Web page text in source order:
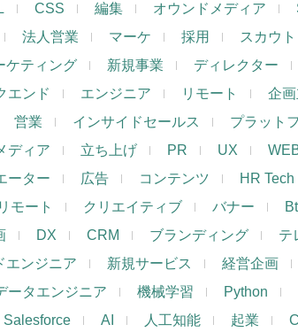
CSS 編集 オウンドメディア
法人営業 マーケ 採用 スカウト
ケティング
新規事業 ディレクター
エンド エンジニア リモート 企
営業 インサイドセールス プラット
ディア 立ち上げ PR UX
ーター 広告 コンテンツ HR Tech
モート クリエイティブ バナー
DX CRM ブランディング テ
エンジニア
新規サービス 経営企画
ータエンジニア 機械学習 Python
Salesforce AI 人工知能 起業